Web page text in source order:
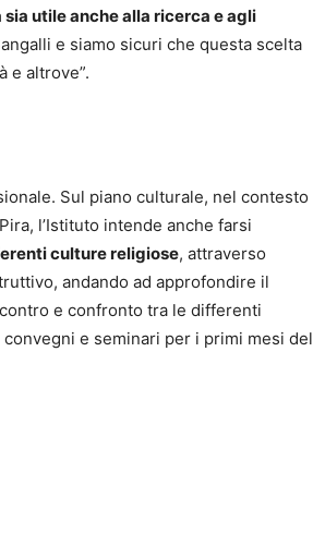
utile anche alla ricerca e agli
e siamo sicuri che questa scelta
e altrove”.
Sul piano culturale, nel contesto
l’Istituto intende anche farsi
culture religiose, attraverso
andando ad approfondire il
e confronto tra le differenti
e seminari per i primi mesi del